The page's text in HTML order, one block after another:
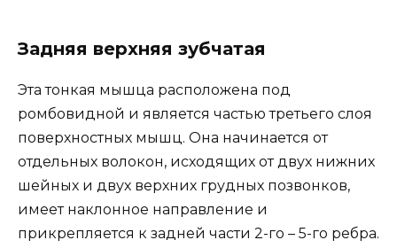
Задняя верхняя зубчатая
Эта тонкая мышца расположена под
ромбовидной и является частью третьего слоя
поверхностных мышц. Она начинается от
отдельных волокон, исходящих от двух нижних
шейных и двух верхних грудных позвонков,
имеет наклонное направление и
прикрепляется к задней части 2-го – 5-го ребра.